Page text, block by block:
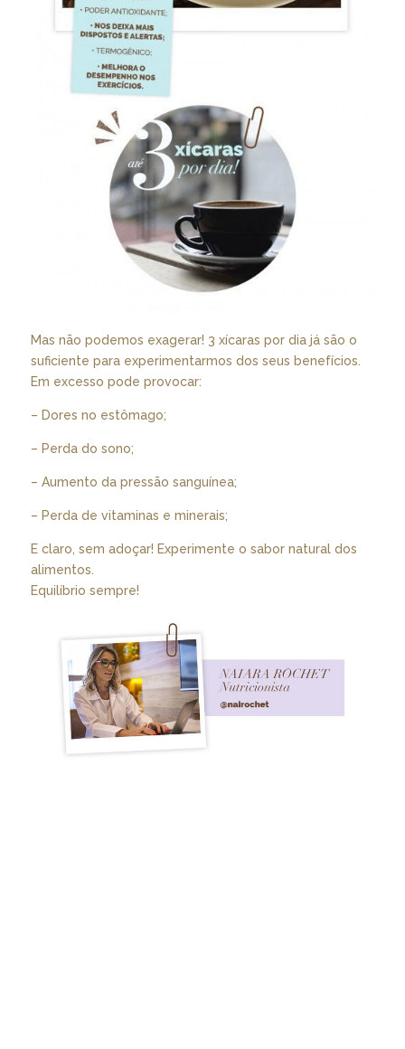
Mas não podemos exagerar! 3 xícaras por dia já são o
suficiente para experimentarmos dos seus benefícios.
Em excesso pode provocar:
– Dores no estômago;
– Perda do sono;
– Aumento da pressão sanguínea;
– Perda de vitaminas e minerais;
E claro, sem adoçar! Experimente o sabor natural dos
alimentos.
Equilíbrio sempre!